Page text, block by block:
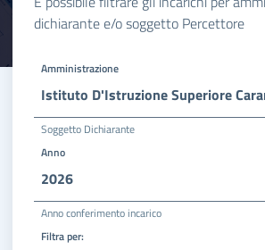
dichiarante e/o soggetto Percettore
Amministrazione
Soggetto Dichiarante
Anno
2026
Anno conferimento incarico
Filtra per: